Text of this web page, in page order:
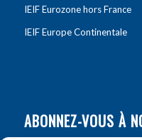
IEIF Eurozone hors France
IEIF Europe Continentale
ABONNEZ-VOUS À